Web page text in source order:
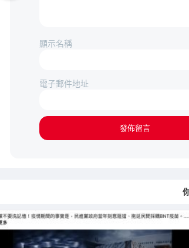
顯示名稱
電子郵件地址